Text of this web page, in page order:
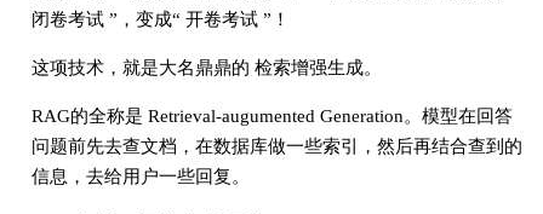
闭卷考试 ”，变成“ 开卷考试 ”！
这项技术，就是大名鼎鼎的 检索增强生成。
RAG的全称是 Retrieval-augumented Generation。模型在回答
问题前先去查文档，在数据库做一些索引，然后再结合查到的
信息，去给用户一些回复。